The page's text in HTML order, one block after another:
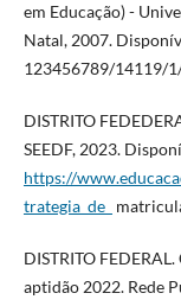
em Educação) -
Natal, 2007.
123456789/14119/
DISTRITO
SEEDF, 2023.
https://
trategia_de_
DISTRITO
aptidão 2022. Rede